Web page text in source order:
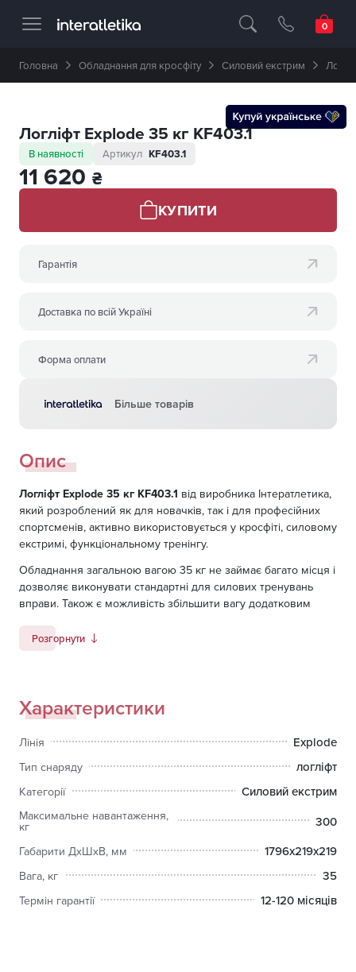
Професійне спортивне обладнання
Головна Обладнання для кросфіту Силовий екстрим
Логліфт Explode 35 кг KF403.1
В наявності Артикул KF403.1
11 620 ₴
КУПИТИ
Гарантія
Доставка по всій Україні
Форма оплати
Більше товарів
Опис
Логліфт Explode 35 кг KF403.1 від виробника Інтератлетика,
який розроблений як для новачків, так і для професійних
спортсменів, активно використовується у кросфіті, силовому
екстримі, функціональному тренінгу.
Обладнання загальною вагою 35 кг не займає багато місця і
дозволяє виконувати стандартні для силових тренувань
вправи. Також є можливість збільшити вагу додатковим
матеріалів, оснащений спеціальним покриттям, яке захищає
Розгорнути
Характеристики
Лінія Explode
Тип снаряду логліфт
Категорії Силовий екстрим
Максимальне навантаження,
кг 300
Габарити ДхШхВ, мм 1796x219x219
Вага, кг 35
Термін гарантії 12-120 місяців